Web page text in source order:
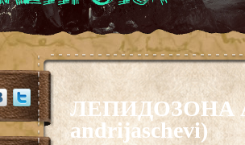
ЛЕПИДОЗОНА
andrijaschevi)